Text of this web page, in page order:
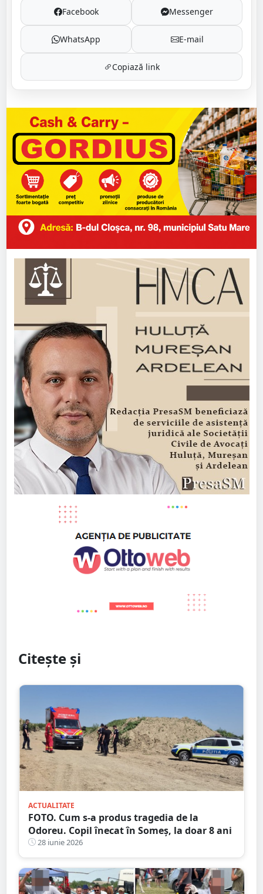
Facebook Messenger
WhatsApp E-mail
Copiază link
Citește și
ACTUALITATE
FOTO. Cum s-a produs tragedia de la
Odoreu. Copil înecat în Someș, la doar 8 ani
28 iunie 2026